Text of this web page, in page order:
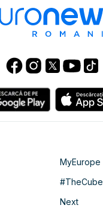
MyEurope
#TheCube
Next